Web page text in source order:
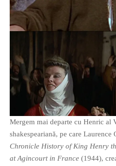
Ce fac?
Clasicul „Despre mine…”
Descarca povestirea Floare
Albastra!
Download 101 Movie
Acrostics!
PRIETENI APROPIATI
Victor Sosea – Designer
PRIETENI DIN AFARA BRESLEI
Mergem mai departe cu Henric al
shakespeariană, pe care
Chronicle History of King Henry
at Agincourt in France (1944),